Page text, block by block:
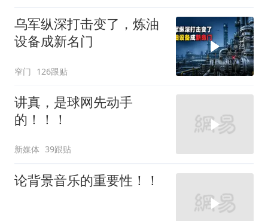
乌军纵深打击变了，炼油
设备成新名门
窄门 126跟贴
讲真，是球网先动手
的！！！
新媒体 39跟贴
论背景音乐的重要性！！